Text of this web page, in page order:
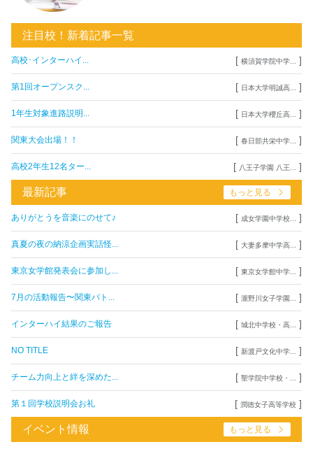
注目校！新着記事一覧
高校･インターハイ... [ 横須賀学院中学... ]
第1回オープンスク... [ 日本大学明誠高... ]
1年生対象進路説明... [ 日本大学櫻丘高... ]
関東大会出場！！ [ 春日部共栄中学... ]
高校2年生12名ター... [ 八王子学園 八王... ]
最新記事 もっと見る
ありがとうを音楽にのせて♪ [ 成女学園中学校... ]
真夏の夜の納涼企画実話怪... [ 大妻多摩中学高... ]
東京女学館発表会に参加し... [ 東京女学館中学... ]
7月の活動報告〜関東バト... [ 瀧野川女子学園... ]
インターハイ結果のご報告 [ 城北中学校・高... ]
NO TITLE [ 新渡戸文化中学... ]
チーム力向上と絆を深めた... [ 聖学院中学校・... ]
第１回学校説明会お礼 [ 潤徳女子高等学校 ]
イベント情報 もっと見る